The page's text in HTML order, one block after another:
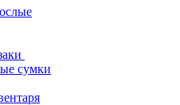
сумки